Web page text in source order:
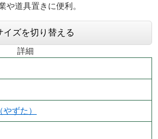
や道具置きに便利。
イズを切り替える
詳細
ずた）